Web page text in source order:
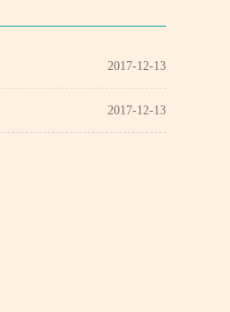
2017-12-13
2017-12-13